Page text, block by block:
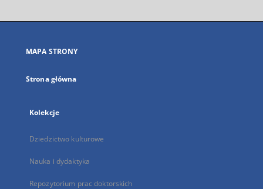
się
karcie
MAPA STRONY
Strona główna
Kolekcje
Dziedzictwo kulturowe
Nauka i dydaktyka
Repozytorium prac doktorskich